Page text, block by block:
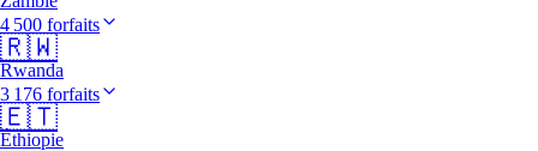
4 500 forfaits
🇷🇼
Rwanda
3 176 forfaits
🇪🇹
Éthiopie